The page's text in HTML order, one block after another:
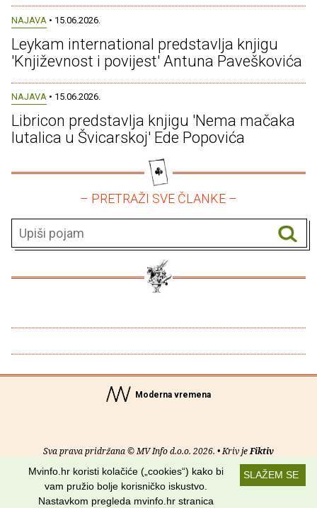
NAJAVA • 15.06.2026.
Leykam international predstavlja knjigu
'Književnost i povijest' Antuna Paveškovića
NAJAVA • 15.06.2026.
Libricon predstavlja knjigu 'Nema mačaka
lutalica u Švicarskoj' Ede Popovića
– PRETRAŽI SVE ČLANKE –
Moderna vremena
Sva prava pridržana © MV Info d.o.o. 2026. • Kriv jeFiktiv
O nama• Pomoć• Uvjeti korištenja•RSS kanali
Potraži nas na:
SLAŽEM SE
Mvinfo.hr koristi kolačiće („cookies“) kako bi
vam pružio bolje korisničko iskustvo.
Nastavkom pregleda mvinfo.hr stranica